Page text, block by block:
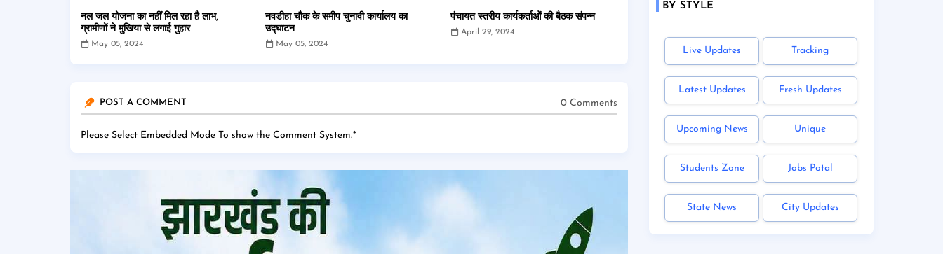
नल जल योजना का नहीं मिल रहा है लाभ,
ग्रामीणों ने मुखिया से लगाई गुहार
May 05, 2024
नवडीहा चौक के समीप चुनावी कार्यालय का
उद्घाटन
May 05, 2024
पंचायत स्तरीय कार्यकर्ताओं की बैठक संपन्न
April 29, 2024
POST A COMMENT 0 Comments
Please Select Embedded Mode To show the Comment System.*
BY STYLE
Live Updates Tracking
Latest Updates Fresh Updates
Upcoming News Unique
Students Zone Jobs Potal
State News City Updates